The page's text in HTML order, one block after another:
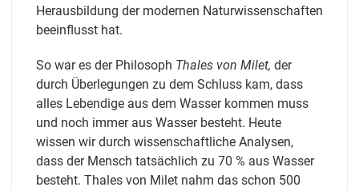
Herausbildung der modernen Naturwissenschaften
beeinflusst hat.
So war es der Philosoph Thales von Milet, der
durch Überlegungen zu dem Schluss kam, dass
alles Lebendige aus dem Wasser kommen muss
und noch immer aus Wasser besteht. Heute
wissen wir durch wissenschaftliche Analysen,
dass der Mensch tatsächlich zu 70 % aus Wasser
besteht. Thales von Milet nahm das schon 500